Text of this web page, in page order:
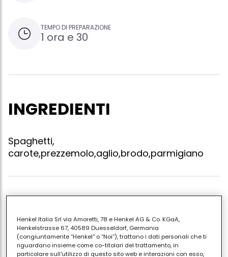
TEMPO DI PREPARAZIONE
1 ora e 30
INGREDIENTI
Spaghetti,
carote,prezzemolo,aglio,brodo,parmigiano
Soffriggere l'aglio e aggiungere le carote
piccoli. aggiungere il brodo di carne e lasciare
asciugare ma non troppo, unire il prezzemolo.
scolare gli soaghetti aggiungere il preparato e finire
Henkel Italia Srl via Amoretti, 78 e Henkel AG & Co. KGaA,
Henkelstrasse 67, 40589 Duesseldorf, Germania
(congiuntamente “Henkel” o “Noi”), trattano i dati personali che ti
riguardano insieme come co-titolari del trattamento, in
particolare sull'utilizzo di questo sito web e interazioni con esso,